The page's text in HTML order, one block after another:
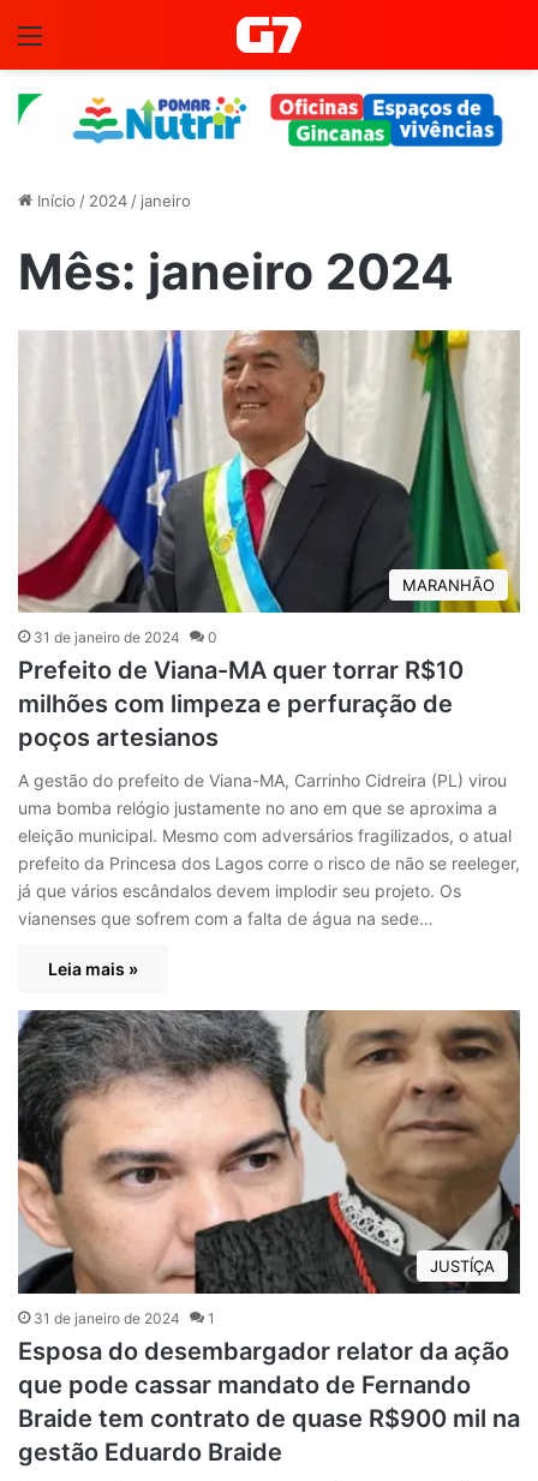
Início / 2024 / janeiro
Mês: janeiro 2024
MARANHÃO
31 de janeiro de 2024 0
Prefeito de Viana-MA quer torrar R$10
milhões com limpeza e perfuração de
poços artesianos
A gestão do prefeito de Viana-MA, Carrinho Cidreira (PL) virou
uma bomba relógio justamente no ano em que se aproxima a
eleição municipal. Mesmo com adversários fragilizados, o atual
prefeito da Princesa dos Lagos corre o risco de não se reeleger,
já que vários escândalos devem implodir seu projeto. Os
vianenses que sofrem com a falta de água na sede…
Leia mais »
JUSTÍÇA
31 de janeiro de 2024 1
Esposa do desembargador relator da ação
que pode cassar mandato de Fernando
Braide tem contrato de quase R$900 mil na
gestão Eduardo Braide